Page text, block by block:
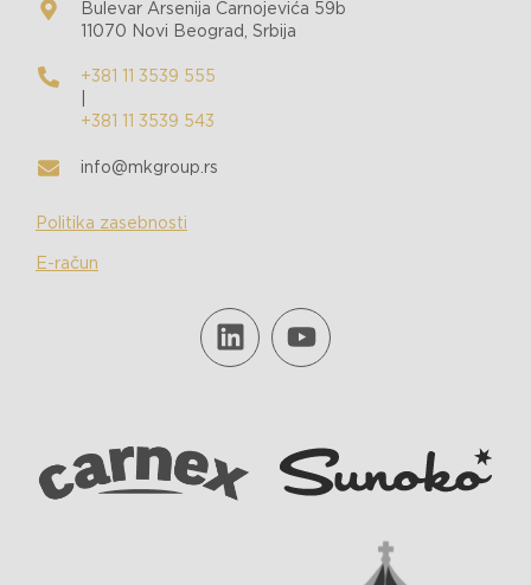
Bulevar Arsenija Čarnojevića 59b
11070 Novi Beograd, Srbija
+381 11 3539 555
+381 11 3539 543
info@mkgroup.rs
Politika zasebnosti
E-račun